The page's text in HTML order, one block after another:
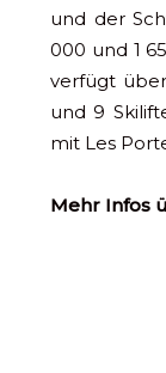
und der
000 und 1
verfügt
und 9
mit Les
Mehr Infos